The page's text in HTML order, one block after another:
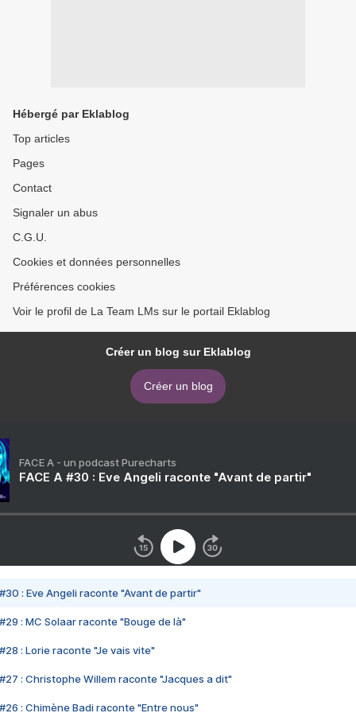
Hébergé par Eklablog
Top articles
Pages
Contact
Signaler un abus
C.G.U.
Cookies et données personnelles
Préférences cookies
Voir le profil de La Team LMs sur le portail Eklablog
Créer un blog sur Eklablog
Créer un blog
FACE A - un podcast Purecharts
FACE A #30 : Eve Angeli raconte "Avant de partir"
#30 : Eve Angeli raconte "Avant de partir"
#29 : MC Solaar raconte "Bouge de là"
#28 : Lorie raconte "Je vais vite"
#27 : Christophe Willem raconte "Jacques a dit"
#26 : Chimène Badi raconte "Entre nous"